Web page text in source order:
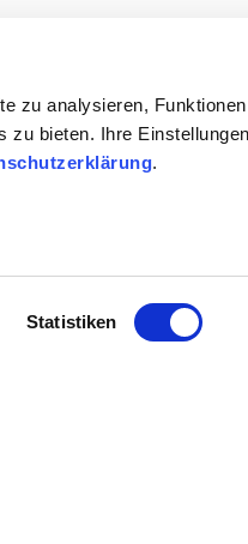
zu analysieren,
bieten. Ihre
.
Statistiken